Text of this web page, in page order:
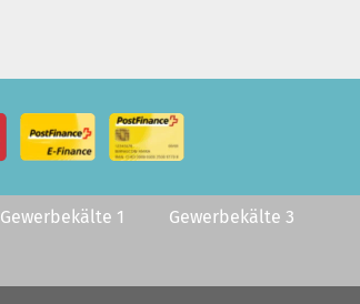
Gewerbekälte 1 Gewerbekälte 3